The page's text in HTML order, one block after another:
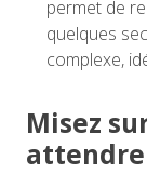
permet de
quelques
complexe,
Misez
attendre